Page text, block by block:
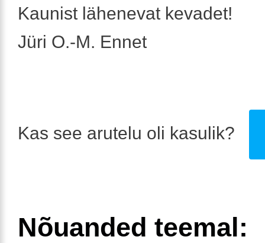
Kaunist lähenevat kevadet!
Jüri O.-M. Ennet
Kas see arutelu oli kasulik?
Nõuanded teemal: